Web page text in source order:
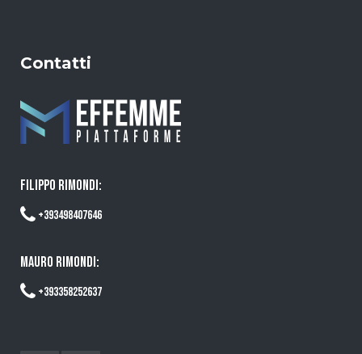
Contatti
FILIPPO RIMONDI:
+393498407646
MAURO RIMONDI:
+393358252637